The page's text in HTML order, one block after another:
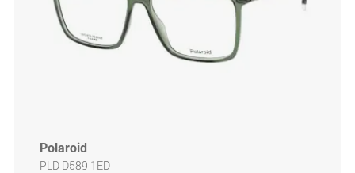
Polaroid
PLD D589 1ED